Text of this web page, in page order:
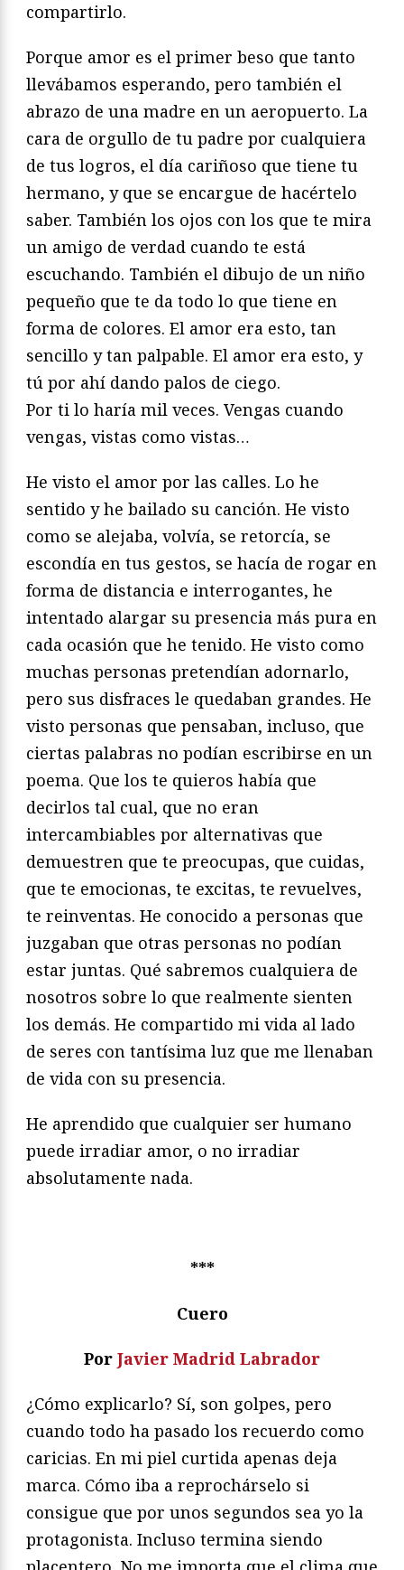
compartirlo.
Porque amor es el primer beso que tanto
llevábamos esperando, pero también el
abrazo de una madre en un aeropuerto. La
cara de orgullo de tu padre por cualquiera
de tus logros, el día cariñoso que tiene tu
hermano, y que se encargue de hacértelo
saber. También los ojos con los que te mira
un amigo de verdad cuando te está
escuchando. También el dibujo de un niño
pequeño que te da todo lo que tiene en
forma de colores. El amor era esto, tan
sencillo y tan palpable. El amor era esto, y
tú por ahí dando palos de ciego.
Por ti lo haría mil veces. Vengas cuando
vengas, vistas como vistas…
He visto el amor por las calles. Lo he
sentido y he bailado su canción. He visto
como se alejaba, volvía, se retorcía, se
escondía en tus gestos, se hacía de rogar en
forma de distancia e interrogantes, he
intentado alargar su presencia más pura en
cada ocasión que he tenido. He visto como
muchas personas pretendían adornarlo,
pero sus disfraces le quedaban grandes. He
visto personas que pensaban, incluso, que
ciertas palabras no podían escribirse en un
poema. Que los te quieros había que
decirlos tal cual, que no eran
intercambiables por alternativas que
demuestren que te preocupas, que cuidas,
que te emocionas, te excitas, te revuelves,
te reinventas. He conocido a personas que
juzgaban que otras personas no podían
estar juntas. Qué sabremos cualquiera de
nosotros sobre lo que realmente sienten
los demás. He compartido mi vida al lado
de seres con tantísima luz que me llenaban
de vida con su presencia.
He aprendido que cualquier ser humano
puede irradiar amor, o no irradiar
absolutamente nada.
***
Cuero
Por Javier Madrid Labrador
¿Cómo explicarlo? Sí, son golpes, pero
cuando todo ha pasado los recuerdo como
caricias. En mi piel curtida apenas deja
marca. Cómo iba a reprochárselo si
consigue que por unos segundos sea yo la
protagonista. Incluso termina siendo